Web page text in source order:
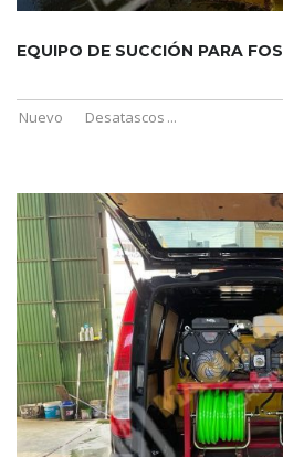
Nuevo Desatascos ...